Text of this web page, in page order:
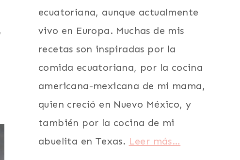
ecuatoriana, aunque actualmente
vivo en Europa. Muchas de mis
recetas son inspiradas por la
comida ecuatoriana, por la cocina
americana-mexicana de mi mama,
quien creció en Nuevo México, y
también por la cocina de mi
abuelita en Texas. Leer más…